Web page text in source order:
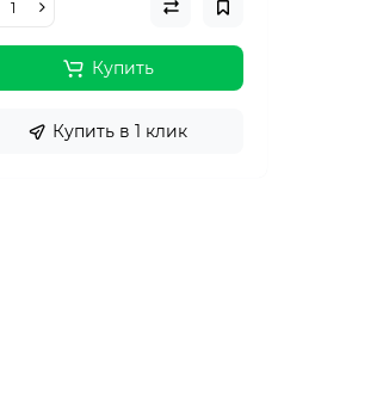
Купить
Купить в 1 клик